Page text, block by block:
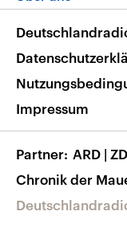
Nachrichten
Frequenzen
Musikliste
RSS
Impressum
Partner ARD |
Chronik der